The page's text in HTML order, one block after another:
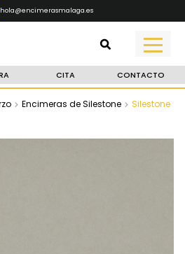
hola@encimerasmalaga.es
CITA CONTACTO
Encimeras de Silestone
Silestone